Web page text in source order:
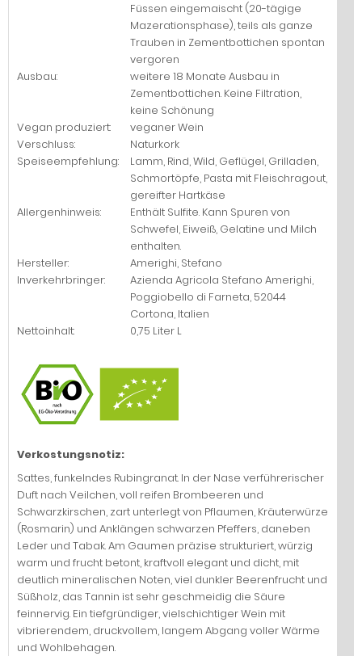
Füssen eingemaischt (20-tägige
Mazerationsphase), teils als ganze
Trauben in Zementbottichen spontan
vergoren
Ausbau:
weitere 18 Monate Ausbau in
Zementbottichen. Keine Filtration,
keine Schönung
Vegan produziert:
veganer Wein
Verschluss:
Naturkork
Speiseempfehlung:
Lamm, Rind, Wild, Geflügel, Grilladen,
Schmortöpfe, Pasta mit Fleischragout,
gereifter Hartkäse
Allergenhinweis:
Enthält Sulfite. Kann Spuren von
Schwefel, Eiweiß, Gelatine und Milch
enthalten.
Hersteller:
Amerighi, Stefano
Inverkehrbringer:
Azienda Agricola Stefano Amerighi,
Poggiobello di Farneta, 52044
Cortona, Italien
Nettoinhalt:
0,75 Liter L
Verkostungsnotiz:
Sattes, funkelndes Rubingranat. In der Nase verführerischer
Duft nach Veilchen, voll reifen Brombeeren und
Schwarzkirschen, zart unterlegt von Pflaumen, Kräuterwürze
(Rosmarin) und Anklängen schwarzen Pfeffers, daneben
Leder und Tabak. Am Gaumen präzise strukturiert, würzig
warm und frucht betont, kraftvoll elegant und dicht, mit
deutlich mineralischen Noten, viel dunkler Beerenfrucht und
Süßholz, das Tannin ist sehr geschmeidig die Säure
feinnervig. Ein tiefgründiger, vielschichtiger Wein mit
vibrierendem, druckvollem, langem Abgang voller Wärme
und Wohlbehagen.